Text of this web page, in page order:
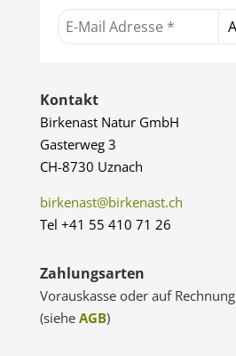
Kontakt
Birkenast Natur GmbH
Gasterweg 3
CH-8730 Uznach
birkenast@birkenast.ch
Tel +41 55 410 71 26
Zahlungsarten
Vorauskasse oder auf Rechnung
(siehe AGB)